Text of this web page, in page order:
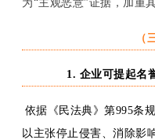
为“主观恶意”证据，加重
（
1. 企业可提起名
依据《民法典》第995条
以 主张停止侵害、消除影